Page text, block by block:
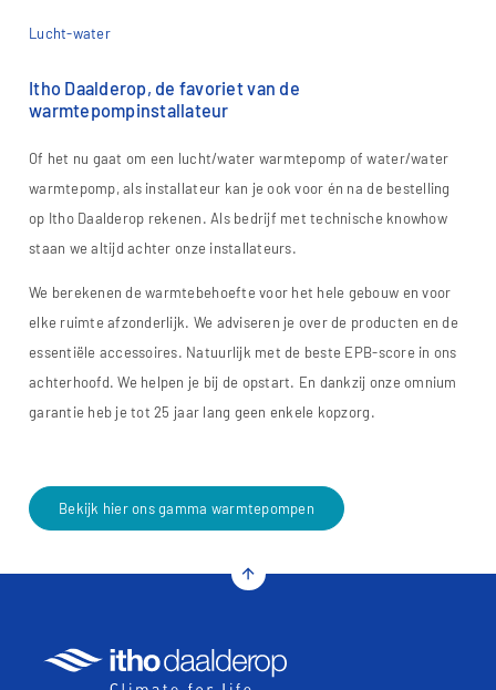
Lucht-water
Itho Daalderop, de favoriet van de
warmtepompinstallateur
Of het nu gaat om een lucht/water warmtepomp of water/water
warmtepomp, als installateur kan je ook voor én na de bestelling
op Itho Daalderop rekenen. Als bedrijf met technische knowhow
staan we altijd achter onze installateurs.
We berekenen de warmtebehoefte voor het hele gebouw en voor
elke ruimte afzonderlijk. We adviseren je over de producten en de
essentiële accessoires. Natuurlijk met de beste EPB-score in ons
achterhoofd. We helpen je bij de opstart. En dankzij onze omnium
garantie heb je tot 25 jaar lang geen enkele kopzorg.
Bekijk hier ons gamma warmtepompen
arrow_upward